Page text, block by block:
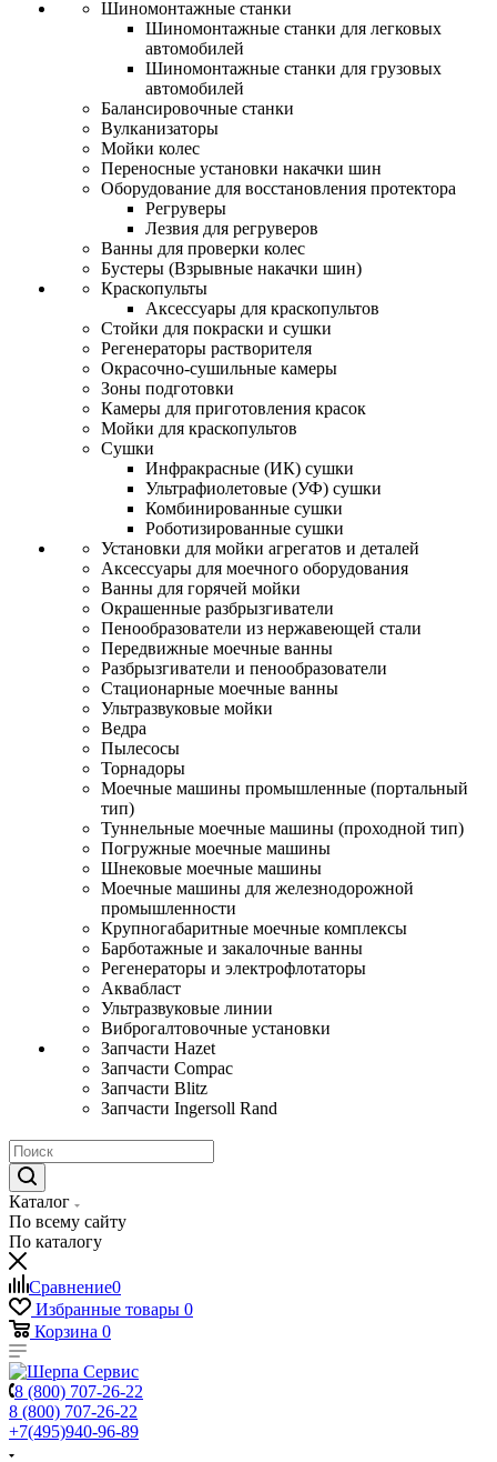
Шиномонтажные станки
Шиномонтажные станки для легковых
автомобилей
Шиномонтажные станки для грузовых
автомобилей
Балансировочные станки
Вулканизаторы
Мойки колес
Переносные установки накачки шин
Оборудование для восстановления протектора
Регруверы
Лезвия для регруверов
Ванны для проверки колес
Бустеры (Взрывные накачки шин)
Краскопульты
Аксессуары для краскопультов
Стойки для покраски и сушки
Регенераторы растворителя
Окрасочно-сушильные камеры
Зоны подготовки
Камеры для приготовления красок
Мойки для краскопультов
Сушки
Инфракрасные (ИК) сушки
Ультрафиолетовые (УФ) сушки
Комбинированные сушки
Роботизированные сушки
Установки для мойки агрегатов и деталей
Аксессуары для моечного оборудования
Ванны для горячей мойки
Окрашенные разбрызгиватели
Пенообразователи из нержавеющей стали
Передвижные моечные ванны
Разбрызгиватели и пенообразователи
Стационарные моечные ванны
Ультразвуковые мойки
Ведра
Пылесосы
Торнадоры
Моечные машины промышленные (портальный
тип)
Туннельные моечные машины (проходной тип)
Погружные моечные машины
Шнековые моечные машины
Моечные машины для железнодорожной
промышленности
Крупногабаритные моечные комплексы
Барботажные и закалочные ванны
Регенераторы и электрофлотаторы
Аквабласт
Ультразвуковые линии
Виброгалтовочные установки
Запчасти Hazet
Запчасти Compac
Запчасти Blitz
Запчасти Ingersoll Rand
Каталог
По всему сайту
По каталогу
Сравнение0
Избранные товары 0
Корзина 0
8 (800) 707-26-22
8 (800) 707-26-22
+7(495)940-96-89